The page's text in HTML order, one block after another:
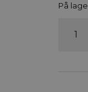
På
Bowl